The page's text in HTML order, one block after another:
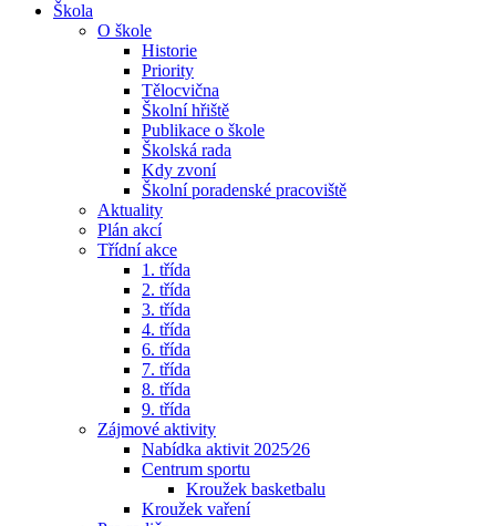
Škola
O škole
Historie
Priority
Tělocvična
Školní hřiště
Publikace o škole
Školská rada
Kdy zvoní
Školní poradenské pracoviště
Aktuality
Plán akcí
Třídní akce
1. třída
2. třída
3. třída
4. třída
6. třída
7. třída
8. třída
9. třída
Zájmové aktivity
Nabídka aktivit 2025⁄26
Centrum sportu
Kroužek basketbalu
Kroužek vaření